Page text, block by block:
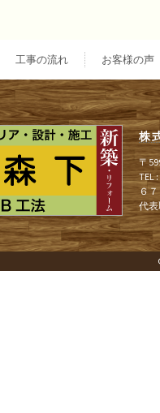
ー
シ
ョ
ン
工事の流れ お客様の声
株
〒
TEL
６
代